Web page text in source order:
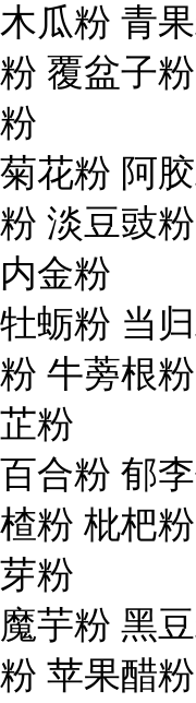
木瓜粉 青
粉 覆盆子
粉
菊花粉 阿
粉 淡豆豉
内金粉
牡蛎粉 当
粉 牛蒡根
芷粉
百合粉 郁
楂粉 枇杷
芽粉
魔芋粉 黑
粉 苹果醋